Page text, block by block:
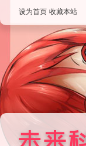
设为首页 收藏本站